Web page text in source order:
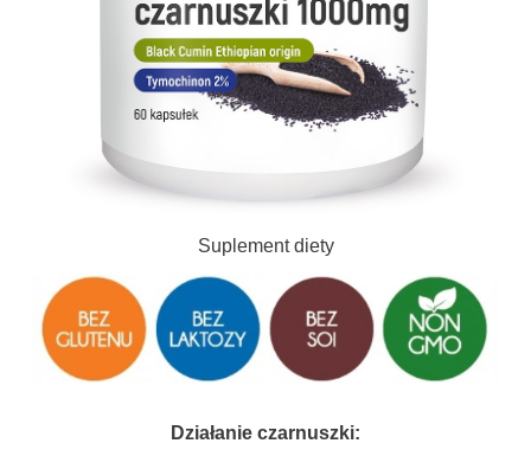
Suplement diety
Działanie czarnuszki: